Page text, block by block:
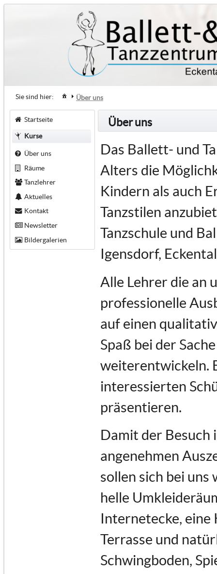
Sie sind hier: Über uns
Startseite
Kurse
Über uns
Räume
Tanzlehrer
Aktuelles
Kontakt
Newsletter
Bildergalerien
Über uns
Das Ballett- und
Alters die
Kindern als auch
Tanzstilen
Tanzschule und
Igensdorf,
Alle Lehrer die an
professionelle
auf einen
Spaß bei der
weiterentwickeln.
interessierten
präsentieren.
Damit der Besuch
angenehmen
sollen sich bei
helle
Internetecke, eine
Terrasse und
Schwingboden,